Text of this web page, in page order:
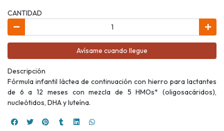
CANTIDAD
Avísame cuando llegue
Descripción
Fórmula infantil láctea de continuación con hierro para lactantes
de 6 a 12 meses con mezcla de 5 HMOs* (oligosacáridos),
nucleótidos, DHA y luteína.